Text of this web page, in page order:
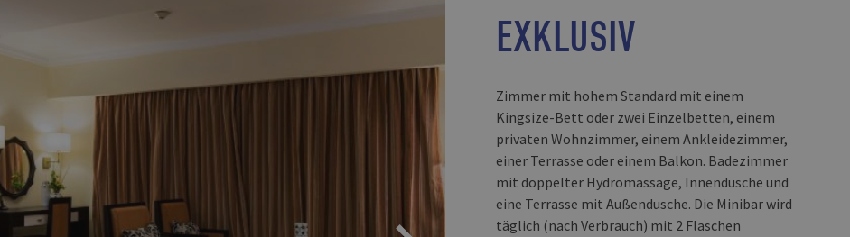
EXKLUSIV
Zimmer mit hohem Standard mit einem
Kingsize-Bett oder zwei Einzelbetten, einem
privaten Wohnzimmer, einem Ankleidezimmer,
einer Terrasse oder einem Balkon. Badezimmer
mit doppelter Hydromassage, Innendusche und
eine Terrasse mit Außendusche. Die Minibar wird
täglich (nach Verbrauch) mit 2 Flaschen